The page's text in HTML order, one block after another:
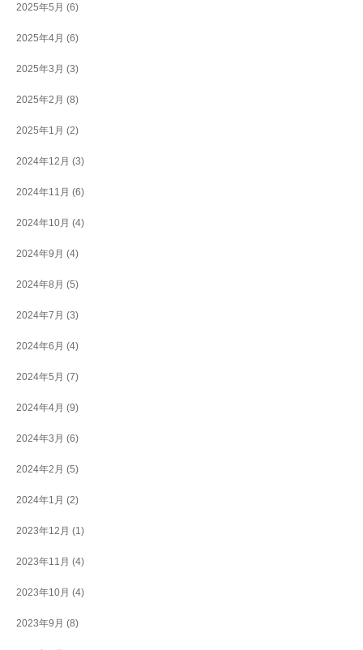
2025年5月 (6)
2025年4月 (6)
2025年3月 (3)
2025年2月 (8)
2025年1月 (2)
2024年12月 (3)
2024年11月 (6)
2024年10月 (4)
2024年9月 (4)
2024年8月 (5)
2024年7月 (3)
2024年6月 (4)
2024年5月 (7)
2024年4月 (9)
2024年3月 (6)
2024年2月 (5)
2024年1月 (2)
2023年12月 (1)
2023年11月 (4)
2023年10月 (4)
2023年9月 (8)